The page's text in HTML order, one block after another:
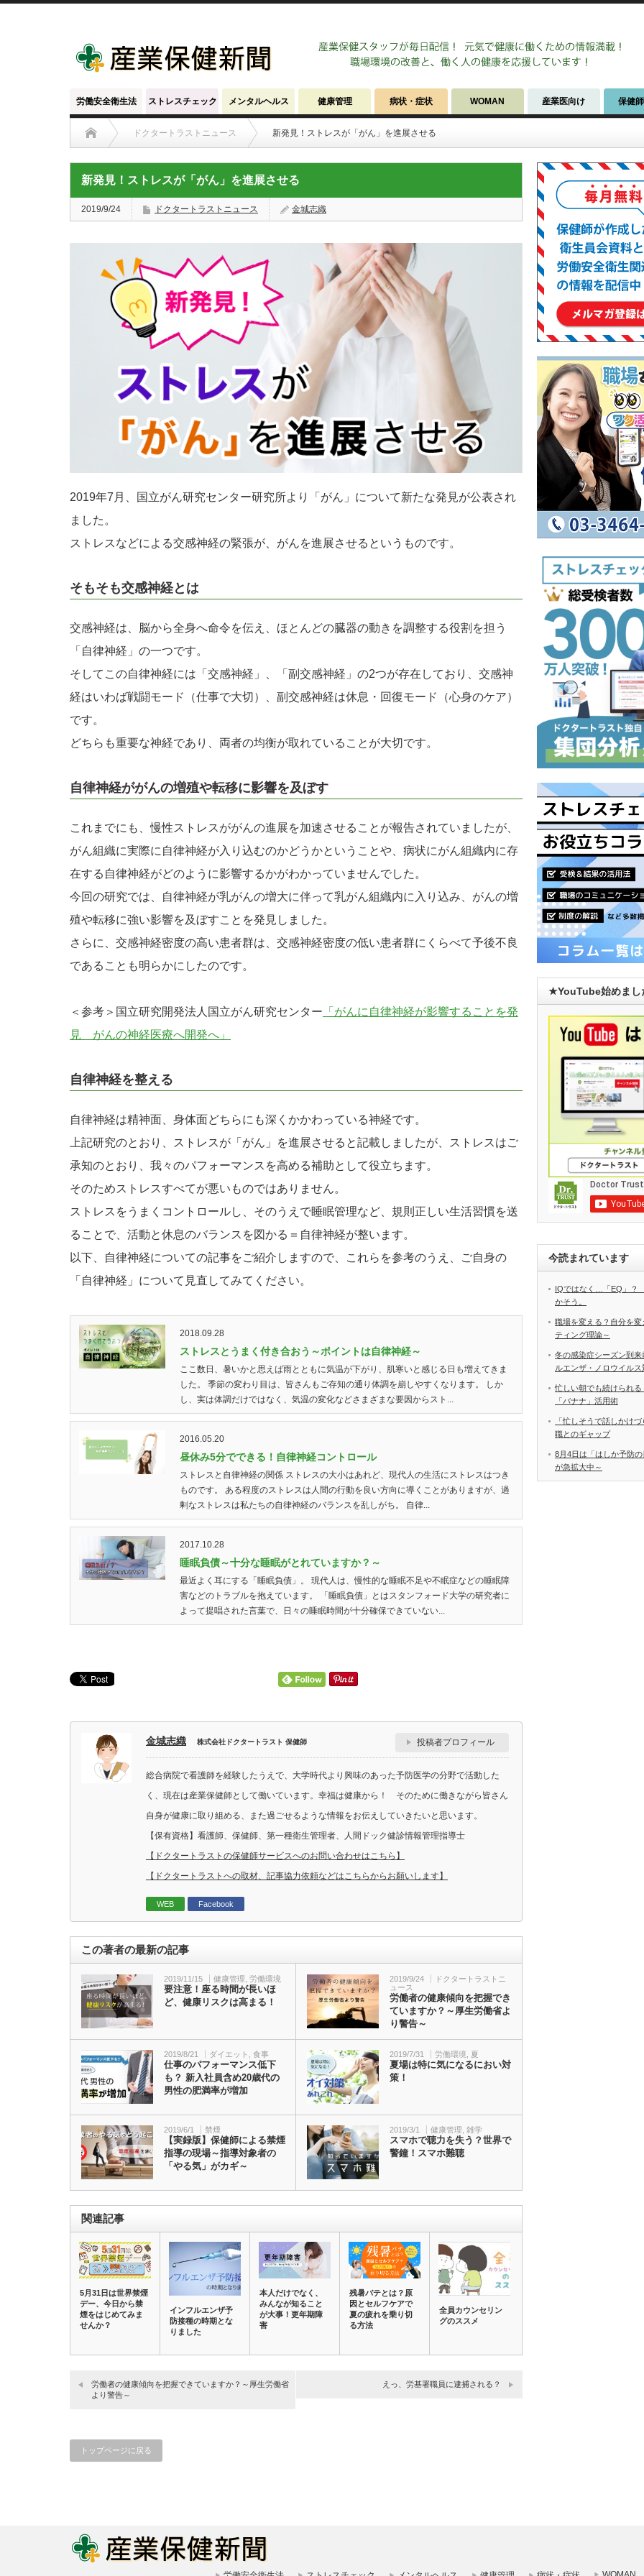
労働安全衛生法 ストレスチェック メンタルヘルス 健康管理 病状・症状 WOMAN 産業医向け 保健
ドクタートラストニュース 新発見！ストレスが「がん」を進展させる
新発見！ストレスが「がん」を進展させる
2019/9/24 ドクタートラストニュース 金城志織
2019年7月、国立がん研究センター研究所より「がん」について新たな発見が公表され
ました。
ストレスなどによる交感神経の緊張が、がんを進展させるというものです。
そもそも交感神経とは
交感神経は、脳から全身へ命令を伝え、ほとんどの臓器の動きを調整する役割を担う
「自律神経」の一つです。
そしてこの自律神経には「交感神経」、「副交感神経」の2つが存在しており、交感神
経はいわば戦闘モード（仕事で大切）、副交感神経は休息・回復モード（心身のケア）
です。
どちらも重要な神経であり、両者の均衡が取れていることが大切です。
自律神経ががんの増殖や転移に影響を及ぼす
これまでにも、慢性ストレスががんの進展を加速させることが報告されていましたが、
がん組織に実際に自律神経が入り込むのかどうかということや、病状にがん組織内に存
在する自律神経がどのように影響するかがわかっていませんでした。
今回の研究では、自律神経が乳がんの増大に伴って乳がん組織内に入り込み、がんの増
殖や転移に強い影響を及ぼすことを発見しました。
さらに、交感神経密度の高い患者群は、交感神経密度の低い患者群にくらべて予後不良
であることも明らかにしたのです。
＜参考＞国立研究開発法人国立がん研究センター 「がんに自律神経が影響することを発
見 がんの神経医療へ開発へ」
自律神経を整える
自律神経は精神面、身体面どちらにも深くかかわっている神経です。
上記研究のとおり、ストレスが「がん」を進展させると記載しましたが、ストレスはご
承知のとおり、我々のパフォーマンスを高める補助として役立ちます。
そのためストレスすべてが悪いものではありません。
ストレスをうまくコントロールし、そのうえで睡眠管理など、規則正しい生活習慣を送
ることで、活動と休息のバランスを図かる＝自律神経が整います。
以下、自律神経についての記事をご紹介しますので、これらを参考のうえ、ご自身の
「自律神経」について見直してみてください。
2018.09.28
ストレスとうまく付き合おう～ポイントは自律神経～
ここ数日、暑いかと思えば雨とともに気温が下がり、肌寒いと感じる日も増えてきま
した。 季節の変わり目は、皆さんもご存知の通り体調を崩しやすくなります。 しか
し、実は体調だけではなく、気温の変化などさまざまな要因からスト...
2016.05.20
昼休み5分でできる！自律神経コントロール
ストレスと自律神経の関係 ストレスの大小はあれど、現代人の生活にストレスはつき
ものです。 ある程度のストレスは人間の行動を良い方向に導くことがありますが、過
剰なストレスは私たちの自律神経のバランスを乱しがち。 自律...
2017.10.28
睡眠負債～十分な睡眠がとれていますか？～
最近よく耳にする「睡眠負債」。 現代人は、慢性的な睡眠不足や不眠症などの睡眠障
害などのトラブルを抱えています。 「睡眠負債」とはスタンフォード大学の研究者に
よって提唱された言葉で、日々の睡眠時間が十分確保できていない...
金城志織 株式会社ドクタートラスト 保健師 投稿者プロフィール
総合病院で看護師を経験したうえで、大学時代より興味のあった予防医学の分野で活動した
く、現在は産業保健師として働いています。幸福は健康から！ そのために働きながら皆さん
自身が健康に取り組める、また過ごせるような情報をお伝えしていきたいと思います。
【保有資格】看護師、保健師、第一種衛生管理者、人間ドック健診情報管理指導士
【ドクタートラストの保健師サービスへのお問い合わせはこちら】
【ドクタートラストへの取材、記事協力依頼などはこちらからお願いします】
WEB Facebook
この著者の最新の記事
2019/11/15 健康管理, 労働環境
要注意！座る時間が長いほ
ど、健康リスクは高まる！
2019/9/24
ドクタートラストニ
ュース
労働者の健康傾向を把握でき
ていますか？～厚生労働省よ
り警告～
2019/8/21 ダイエット , 食事
仕事のパフォーマンス低下
も？ 新入社員含め20歳代の
男性の肥満率が増加
2019/7/31 労働環境, 夏
夏場は特に気になるにおい対
策！
2019/6/1 禁煙
【実録版】保健師による禁煙
指導の現場～指導対象者の
「やる気」がカギ～
2019/3/1 健康管理, 雑学
スマホで聴力を失う？世界で
警鐘！スマホ難聴
関連記事
5月31日は世界禁煙
デー、今日から禁
煙をはじめてみま
せんか？
インフルエンザ予
防接種の時期とな
りました
本人だけでなく、
みんなが知ること
が大事！更年期障
害
残暑バテとは？原
因とセルフケアで
夏の疲れを乗り切
る方法
全員カウンセリン
グのススメ
労働者の健康傾向を把握できていますか？～厚生労働省
より警告～
えっ、労基署職員に逮捕される？
トップページに戻る
★YouTube始めま
今読まれています
IQではなく…「EQ」？
かそう。
職場を変える？自分を
ティング理論～
冬の感染症シーズン到
ルエンザ・ノロウイルス
忙しい朝でも続けられ
「バナナ」活用術
「忙しそうで話しかけ
職とのギャップ
8月4日は「はしか予防
が急拡大中～